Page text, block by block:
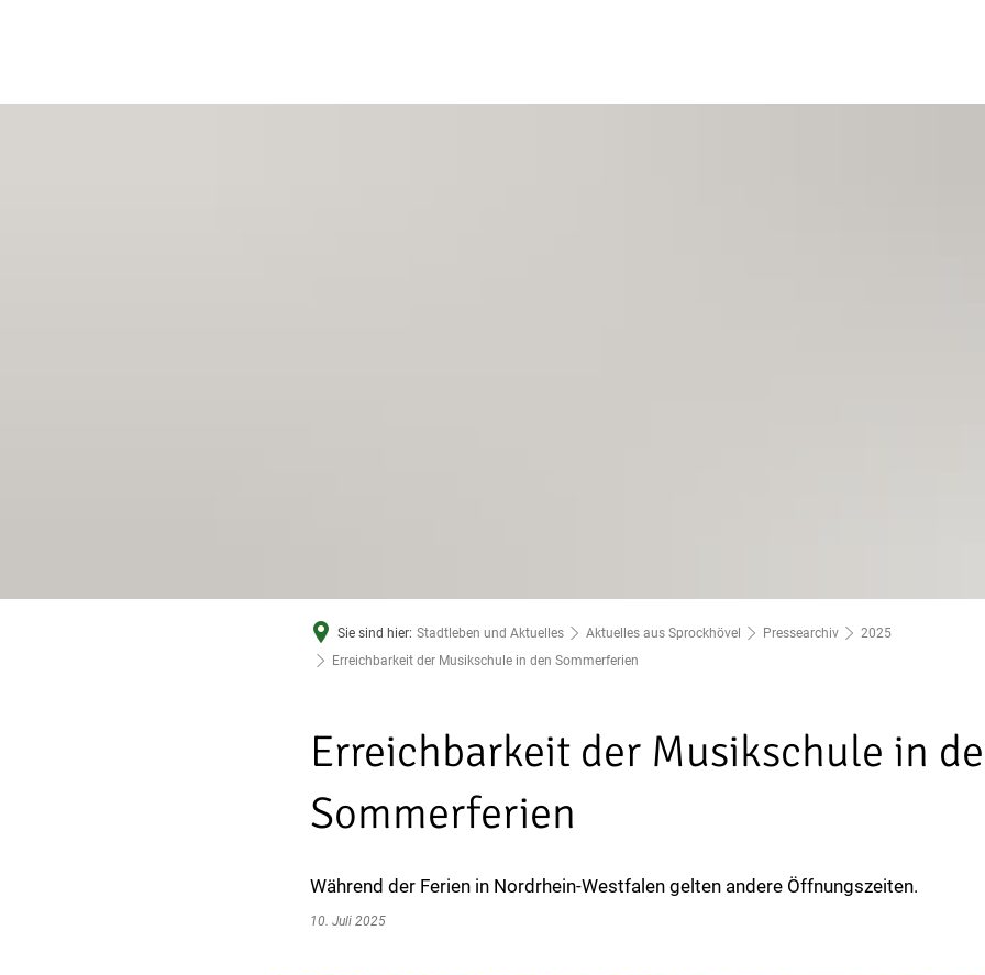
Sie sind hier: Stadtleben und Aktuelles Aktuelles aus Sprockhövel Pressearchiv
2025
Erreichbarkeit der Musikschule in den Sommerferien
Erreichbarkeit der Musikschule in
Sommerferien
Während der Ferien in Nordrhein-Westfalen gelten andere Öffnungszeiten.
10. Juli 2025